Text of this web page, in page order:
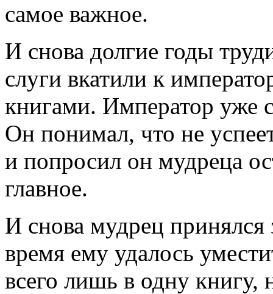
самое важное.
И снова долгие годы
слуги вкатили к
книгами. Император уже
Он понимал, что не
и попросил он мудреца
главное.
И снова мудрец принялся
время ему удалось
всего лишь в одну